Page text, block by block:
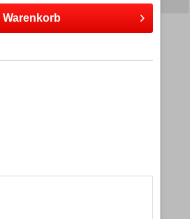
Warenkorb